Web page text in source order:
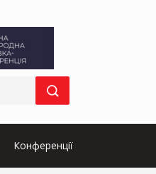
Конференції